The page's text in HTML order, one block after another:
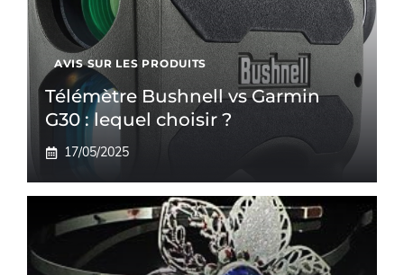
AVIS SUR LES PRODUITS
Télémètre Bushnell vs Garmin
G30 : lequel choisir ?
17/05/2025